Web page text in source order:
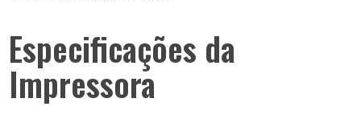
Especificações da
Impressora